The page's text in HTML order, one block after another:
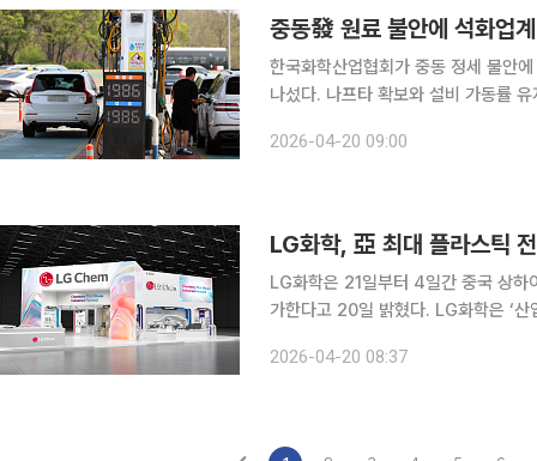
중동發 원료 불안에 석화업
한국화학산업협회가 중동 정세 불안
나섰다. 나프타 확보와 설비 가동률
지역 불안으로 인한 원료 수급 차질
2026-04-20 09:00
LG화학, 亞 최대 플라스틱
LG화학은 21일부터 4일간 중국 상
가한다고 20일 밝혔다. LG화학은 ‘산업의 전환을 이끌어온 소재(Chemistry That Moves
별 전시 존(Zone)을 구성하
2026-04-20 08:37